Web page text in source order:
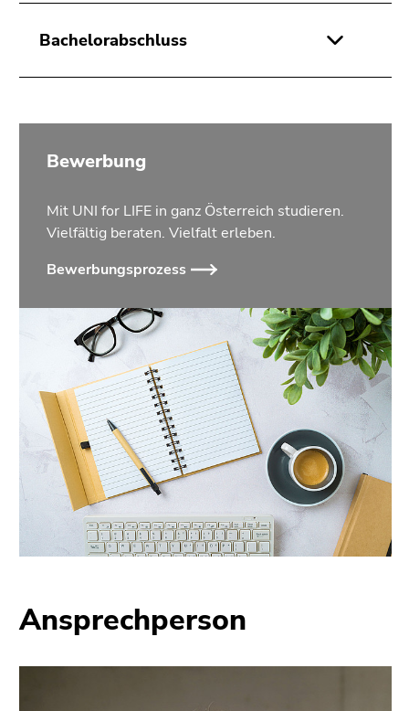
Bachelorabschluss
Bewerbung
Mit UNI for LIFE in ganz Österreich studieren.
Vielfältig beraten. Vielfalt erleben.
Bewerbungsprozess
Ansprechperson